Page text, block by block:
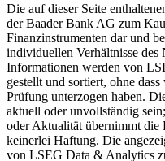
Die auf dieser Seite
der Baader Bank AG zum
Finanzinstrumenten dar und
individuellen Verhältnisse des
Informationen werden von
gestellt und sortiert, ohne
Prüfung unterzogen haben.
aktuell oder unvollständig
oder Aktualität übernimmt die
keinerlei Haftung. Die
von LSEG Data & Analytics